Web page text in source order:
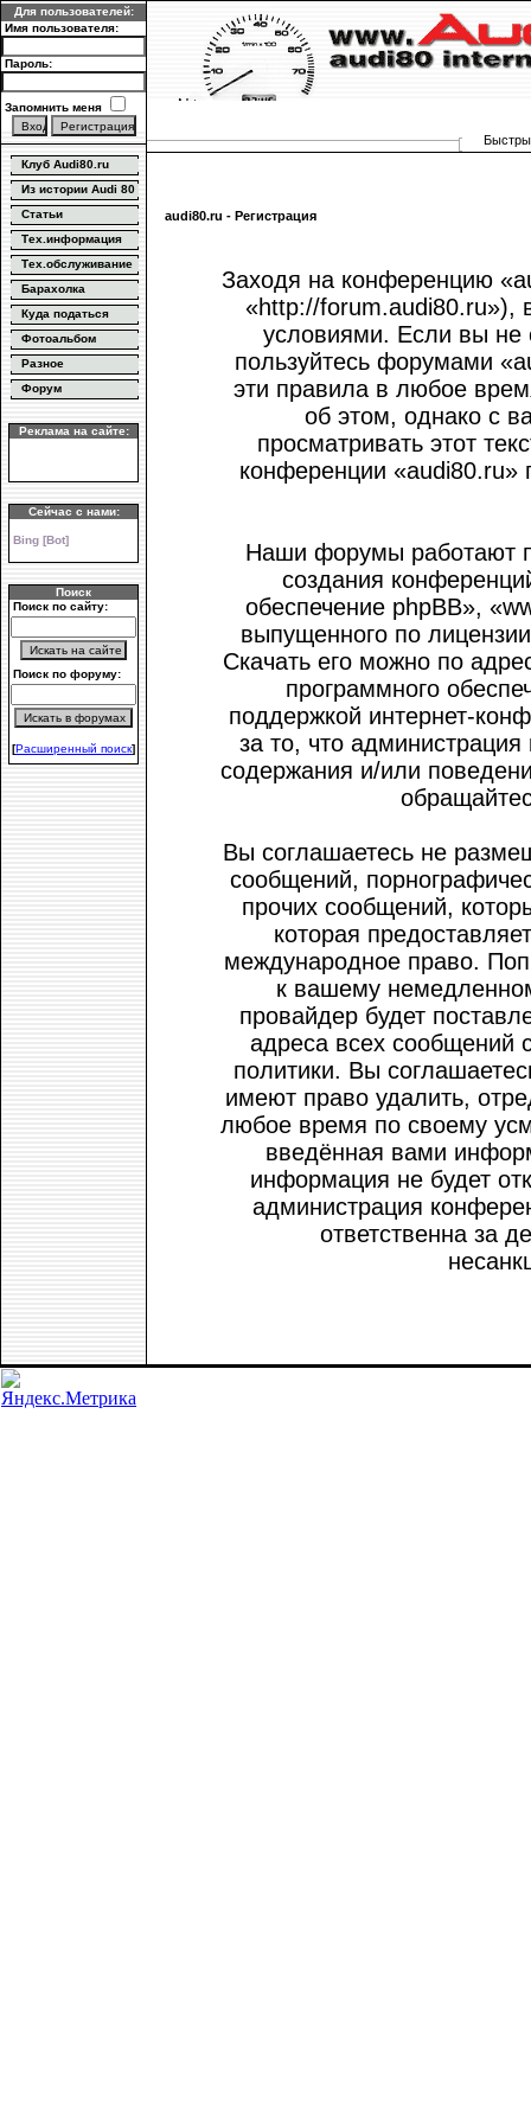
Для пользователей:
Имя пользователя:
Пароль:
Запомнить меня
Клуб Audi80.ru
Из истории Audi 80
Статьи
Тех.информация
Тех.обслуживание
Барахолка
Куда податься
Фотоальбом
Разное
Форум
Реклама на сайте:
Сейчас с нами:
Bing [Bot]
Поиск
Поиск по сайту:
Поиск по форуму:
[Расширенный поиск]
Быстрый
audi80.ru - Регистрация
Заходя на конференцию
«http://forum.audi80.ru»),
условиями. Если вы не
пользуйтесь форумами
эти правила в любое
об этом, однако с
просматривать этот
конференции «audi80.ru»
Наши форумы работают
создания
обеспечение phpBB»,
выпущенного по
Скачать его можно по
программного
поддержкой интернет-
за то, что
содержания и/или
Вы соглашаетесь не
сообщений,
прочих сообщений,
которая
международное право.
к вашему
провайдер будет
адреса всех сообщений
политики. Вы
имеют право удалить,
любое время по своему
введённая вами
информация не будет
администрация
ответственна за